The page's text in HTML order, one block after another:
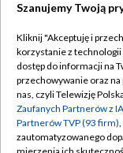
Abonament TVP
Emisja w TVP
Centrum
Szanujemy Twoją
Kliknij "Akceptuję i
korzystanie z
dostęp do informacji na
przechowywanie oraz
nas, czyli Telewizję
Zaufanych Partnerów z
Partnerów TVP (93 firm)
zautomatyzowanego